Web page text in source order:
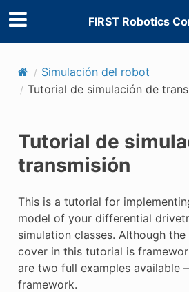
FIRST Robotics
Simulación del robot
Tutorial de simulación de
Tutorial de
transmisión
This is a tutorial for
model of your differential
simulation classes. Although
cover in this tutorial is
are two full examples available
framework.